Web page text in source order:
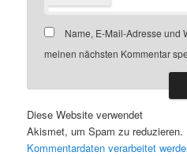
Name, E-Mail-Adresse und
meinen nächsten Kommentar
Diese Website verwendet
Akismet, um Spam zu reduzieren.
Kommentardaten verarbeitet